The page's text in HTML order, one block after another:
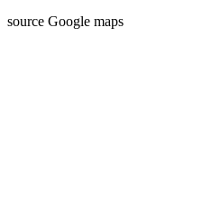
source Google maps